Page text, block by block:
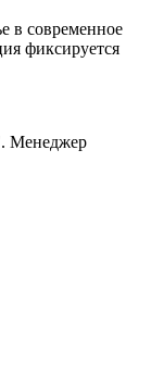
в современное
фиксируется
Менеджер